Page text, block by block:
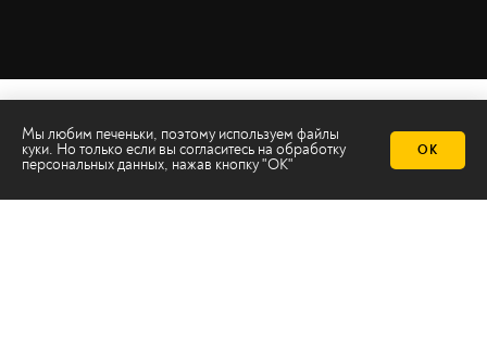
Мы любим печеньки, поэтому используем файлы
куки. Но только если вы согласитесь на обработку
персональных данных, нажав кнопку "ОК"
ОК